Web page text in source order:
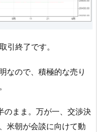
引終了です。
なので、積極的な売り
のまま。万が一、交渉決
米朝が会談に向けて動